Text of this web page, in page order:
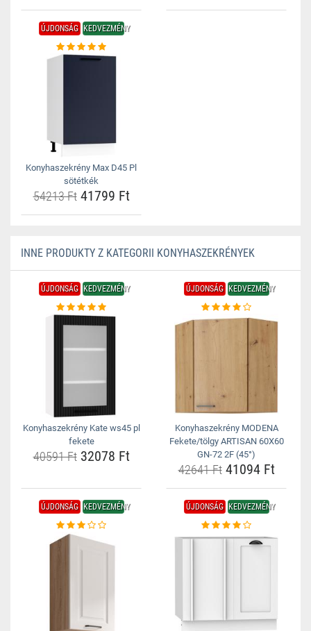
ÚJDONSÁG KEDVEZMÉNY
Konyhaszekrény Max D45 Pl
sötétkék
54213 Ft41799 Ft
INNE PRODUKTY Z KATEGORII KONYHASZEKRÉNYEK
ÚJDONSÁG KEDVEZMÉNY
Konyhaszekrény Kate ws45 pl
fekete
40591 Ft32078 Ft
ÚJDONSÁG KEDVEZMÉNY
Konyhaszekrény MODENA
Fekete/tölgy ARTISAN 60X60
GN-72 2F (45°)
42641 Ft41094 Ft
ÚJDONSÁG KEDVEZMÉNY ÚJDONSÁG KEDVEZMÉNY